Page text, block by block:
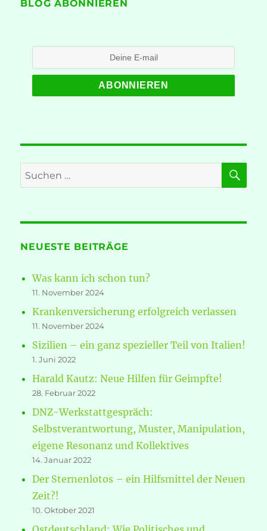
BLOG ABONNIEREN
Suche
nach:
NEUESTE BEITRÄGE
Was kann ich schon tun?
11. November 2024
Krankenversicherung erfolgreich verlassen
11. November 2024
Sizilien – ein ganz spezieller Teil von Italien!
1. Juni 2022
Harald Kautz: Neue Hilfen für Geimpfte!
28. Februar 2022
DNZ-Werkstattgespräch:
Selbstverantwortung, Muster, Manipulation,
eigene Resonanz und Kollektives
14. Januar 2022
Der Sternenlotos – ein Hilfsmittel der Neuen
Zeit?!
10. Oktober 2021